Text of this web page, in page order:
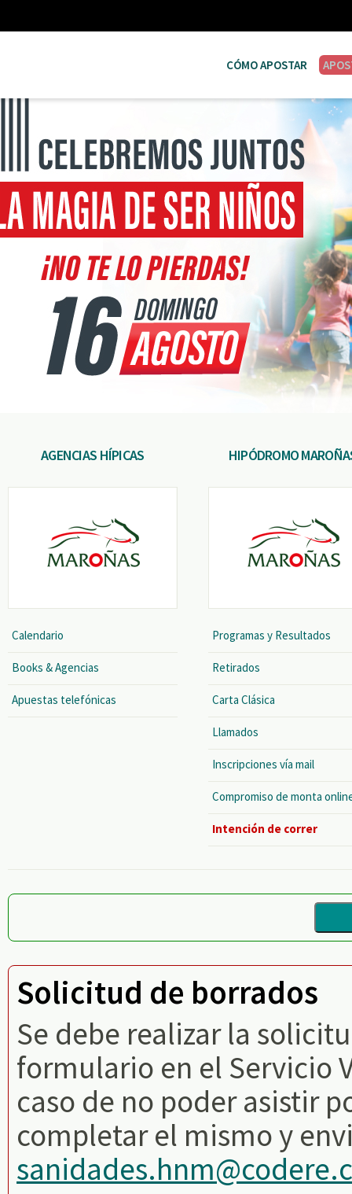
CÓMO APOSTAR
AGENCIAS HÍPICAS
Calendario
Books & Agencias
Apuestas telefónicas
HIPÓDROMO
Programas y Resultados
Retirados
Carta Clásica
Llamados
Inscripciones vía mail
Compromiso de monta
Intención de correr
Solicitud de borrados
Se debe realizar la
formulario en el Servicio
caso de no poder asistir
completar el mismo y